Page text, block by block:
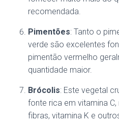
recomendada.
Pimentões: Tanto o
verde são excelentes
pimentão vermelho
quantidade maior.
Brócolis: Este vegetal
fonte rica em vitamina
fibras, vitamina K e